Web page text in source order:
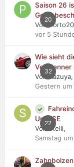
20
Saison 26
Von
vor 5
32
Wie sieht
Verbrenner
Von Kazuya,
Gestern um
22
Urus SE
Von stelli,
Samstag